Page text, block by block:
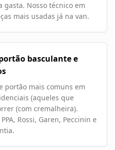
Nosso técnico em
mais usadas já na van.
basculante e
portão mais comuns em
(aqueles que
(com cremalheira).
Rossi, Garen, Peccinin e